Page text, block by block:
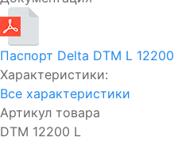
Паспорт Delta DTM L 12200
Характеристики:
Все характеристики
Артикул товара
DTM 12200 L